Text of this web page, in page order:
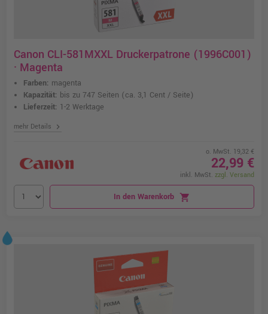
Canon CLI-581MXXL Druckerpatrone (1996C001)
· Magenta
Farben: magenta
Kapazität: bis zu 747 Seiten (ca. 3,1 Cent / Seite)
Lieferzeit: 1-2 Werktage
mehr Details chevron_right
o. MwSt. 19,32 €
22,99 €
inkl. MwSt. zzgl. Versand
In den Warenkorb shopping_cart